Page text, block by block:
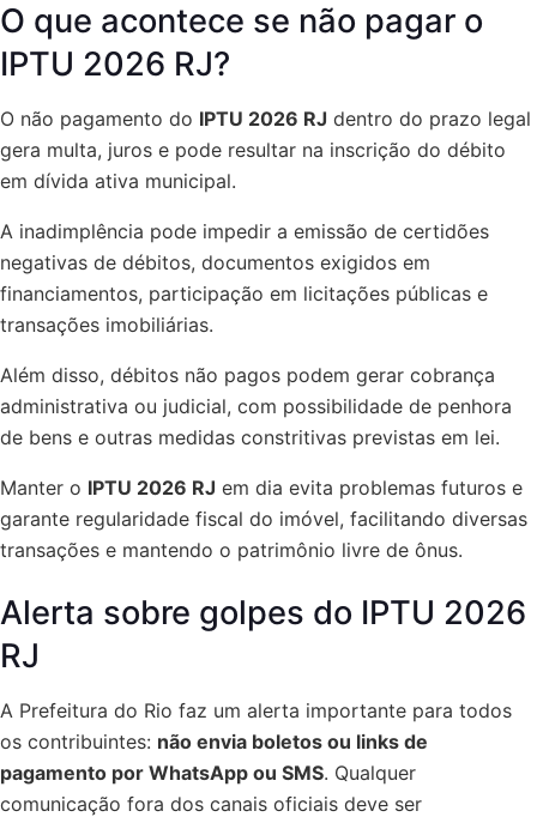
O que acontece se não pagar o
IPTU 2026 RJ?
O não pagamento do IPTU 2026 RJ dentro do prazo legal
gera multa, juros e pode resultar na inscrição do débito
em dívida ativa municipal.
A inadimplência pode impedir a emissão de certidões
negativas de débitos, documentos exigidos em
financiamentos, participação em licitações públicas e
transações imobiliárias.
Além disso, débitos não pagos podem gerar cobrança
administrativa ou judicial, com possibilidade de penhora
de bens e outras medidas constritivas previstas em lei.
Manter o IPTU 2026 RJ em dia evita problemas futuros e
garante regularidade fiscal do imóvel, facilitando diversas
transações e mantendo o patrimônio livre de ônus.
Alerta sobre golpes do IPTU 2026
RJ
A Prefeitura do Rio faz um alerta importante para todos
os contribuintes: não envia boletos ou links de
pagamento por WhatsApp ou SMS. Qualquer
comunicação fora dos canais oficiais deve ser